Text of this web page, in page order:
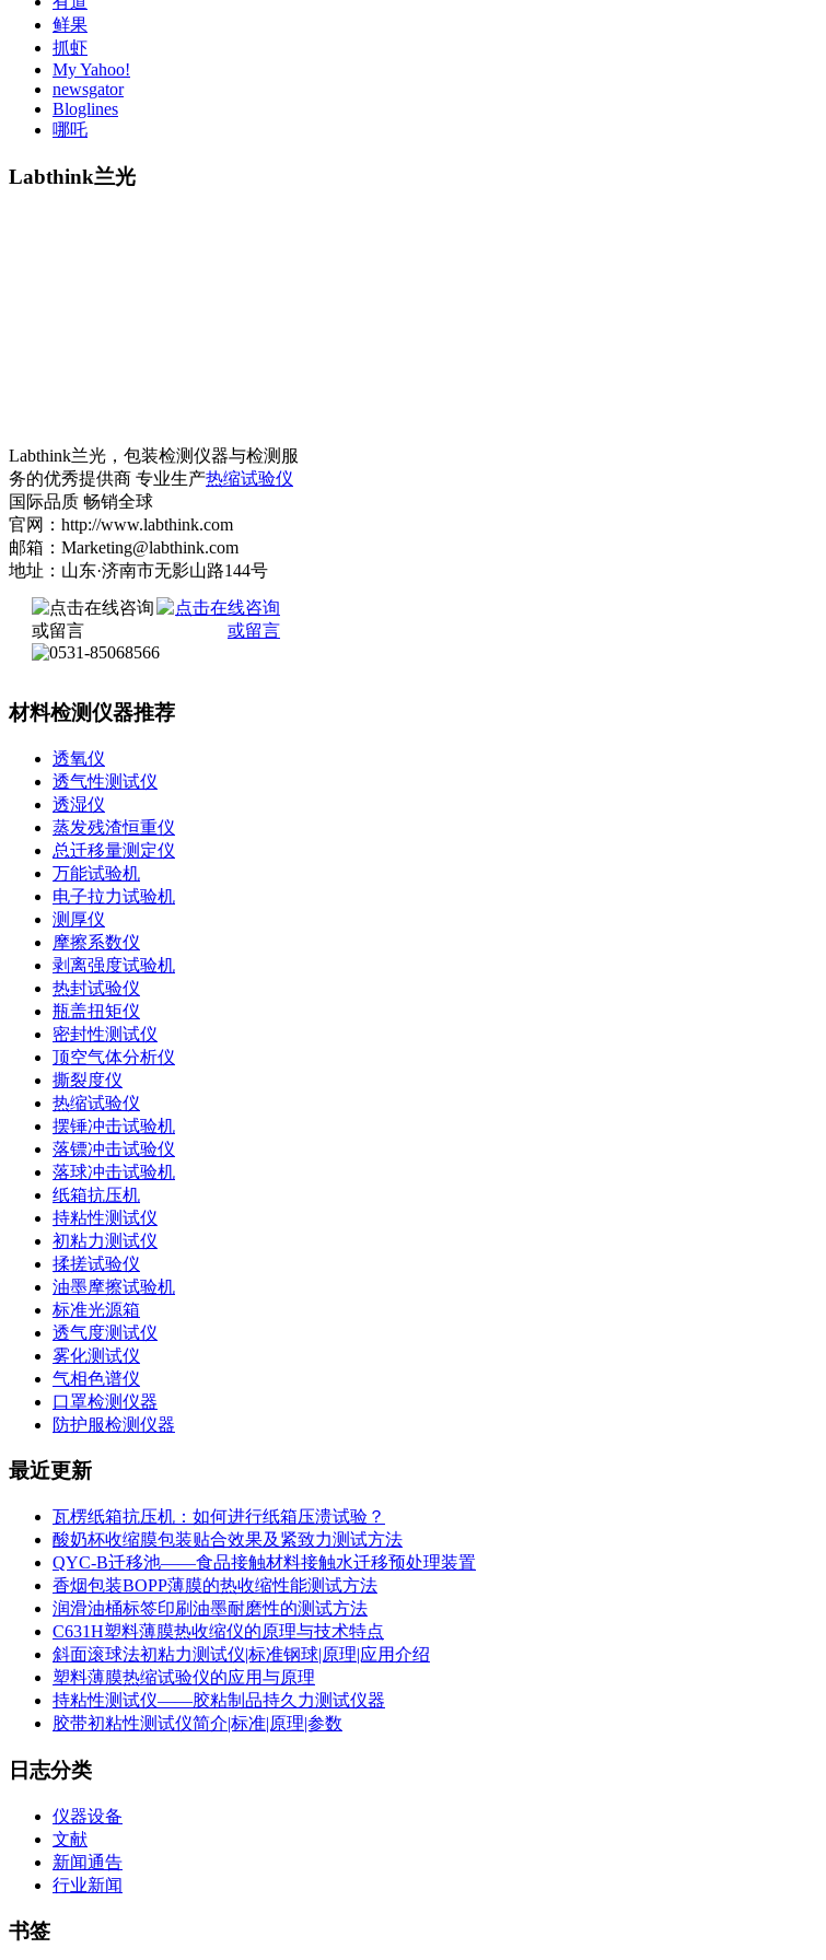
鲜果
抓虾
My Yahoo!
newsgator
Bloglines
哪吒
Labthink兰光
Labthink兰光，包装检测仪器与检测服
务的优秀提供商 专业生产热缩试验仪
国际品质 畅销全球
官网：http://www.labthink.com
邮箱：Marketing@labthink.com
地址：山东·济南市无影山路144号
材料检测仪器推荐
透氧仪
透气性测试仪
透湿仪
蒸发残渣恒重仪
总迁移量测定仪
万能试验机
电子拉力试验机
测厚仪
摩擦系数仪
剥离强度试验机
热封试验仪
瓶盖扭矩仪
密封性测试仪
顶空气体分析仪
撕裂度仪
热缩试验仪
摆锤冲击试验机
落镖冲击试验仪
落球冲击试验机
纸箱抗压机
持粘性测试仪
初粘力测试仪
揉搓试验仪
油墨摩擦试验机
标准光源箱
透气度测试仪
雾化测试仪
气相色谱仪
口罩检测仪器
防护服检测仪器
最近更新
瓦楞纸箱抗压机：如何进行纸箱压溃试验？
酸奶杯收缩膜包装贴合效果及紧致力测试方法
QYC-B迁移池——食品接触材料接触水迁移预处理装置
香烟包装BOPP薄膜的热收缩性能测试方法
润滑油桶标签印刷油墨耐磨性的测试方法
C631H塑料薄膜热收缩仪的原理与技术特点
斜面滚球法初粘力测试仪|标准钢球|原理|应用介绍
塑料薄膜热缩试验仪的应用与原理
持粘性测试仪——胶粘制品持久力测试仪器
胶带初粘性测试仪简介|标准|原理|参数
日志分类
仪器设备
文献
新闻通告
行业新闻
书签